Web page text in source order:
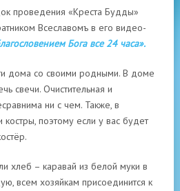
проведения «Креста Будды»
Всеславомъ в его видео-
Бога все 24 часа».
дома со своими родными. В доме
свечи. Очистительная и
ни с чем. Также, в
костры, поэтому если у вас будет
хлеб – каравай из белой муки в
всем хозяйкам присоединится к